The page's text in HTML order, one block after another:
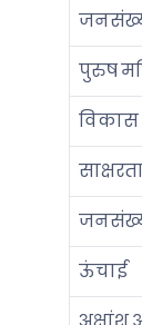
पुरुष
विकास
ऊंचाई